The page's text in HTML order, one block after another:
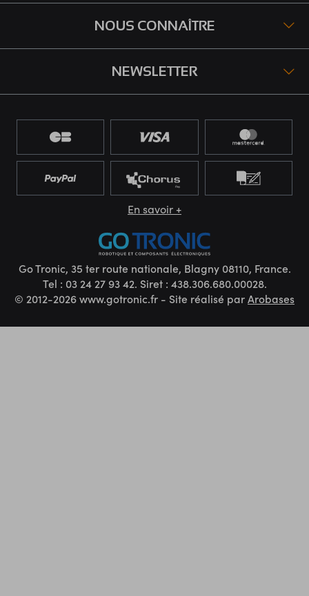
NOUS CONNAÎTRE
NEWSLETTER
En savoir +
Go Tronic, 35 ter route nationale, Blagny 08110, France.
Tel : 03 24 27 93 42. Siret : 438.306.680.00028.
© 2012-2026 www.gotronic.fr - Site réalisé parArobases